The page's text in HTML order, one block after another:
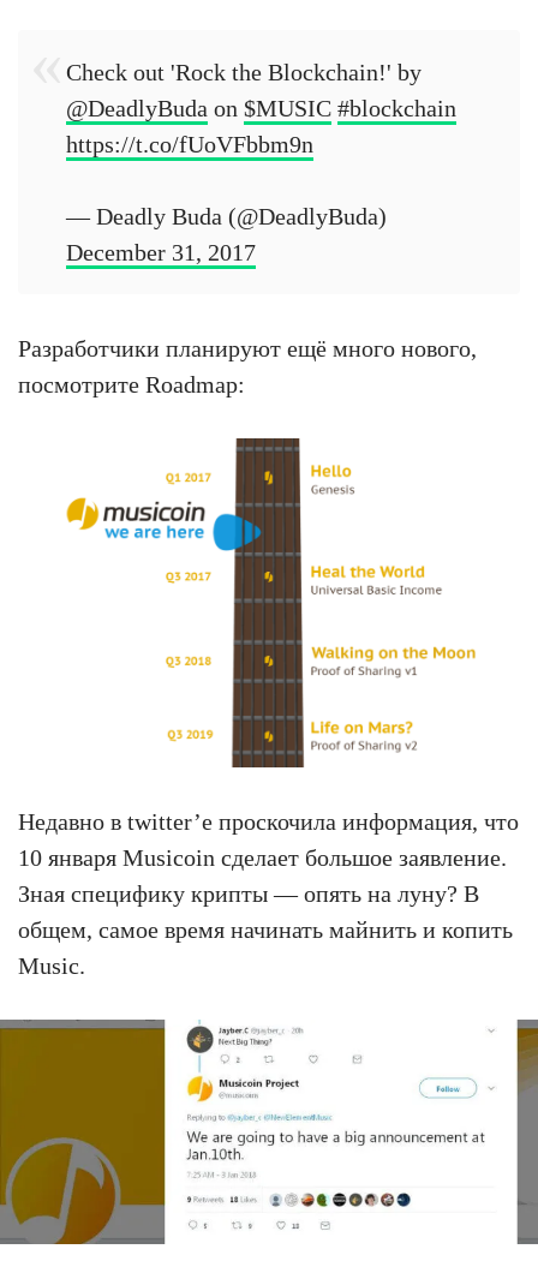
Check out 'Rock the Blockchain!' by
@DeadlyBuda on $MUSIC #blockchain
https://t.co/fUoVFbbm9n
— Deadly Buda (@DeadlyBuda)
December 31, 2017
Разработчики планируют ещё много нового,
посмотрите Roadmap:
Недавно в twitter’е проскочила информация, что
10 января Musicoin сделает большое заявление.
Зная специфику крипты — опять на луну? В
общем, самое время начинать майнить и копить
Music.